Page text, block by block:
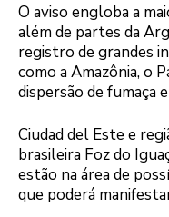
O aviso engloba a
além de partes da
registro de grandes
como a Amazônia, o
dispersão de fumaça
Ciudad del Este e
brasileira Foz do
estão na área de
que poderá